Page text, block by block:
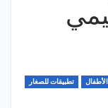
تطبيقات للصغار